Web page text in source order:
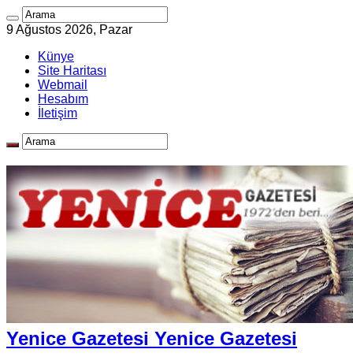
9 Ağustos 2026, Pazar
Künye
Site Haritası
Webmail
Hesabım
İletişim
Yenice Gazetesi Yenice Gazetesi